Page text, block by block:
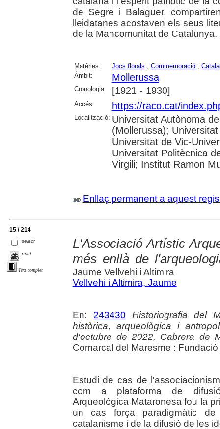
de Segre i Balaguer,
lleidatanes acostaven els seus
de la Mancomunitat de Catalunya.
Matèries: Jocs florals ; Commemoració;
Àmbit:
Mollerussa
Cronologia: [1921 - 1930]
Accés: https://raco.cat/
Localització: Universitat Autònoma
(Mollerussa);
Universitat de Vic-
Universitat Politècnica
Virgili; Institut Ramon
Enllaç permanent a aquest
15 / 214
select
print
Text complet
L'Associació Artístic
més enllà de
Jaume Vellvehi i Altimira
Vellvehi i Altimira, Jaume
En: 243430
Historiografia del
històrica, arqueològica i
d'octubre de 2022, Cabrera de
Comarcal del Maresme :
Estudi de cas de
com a plataforma de
Arqueològica Mataronesa fou la
un cas força paradigmàtic
catalanisme i de la difusió de les